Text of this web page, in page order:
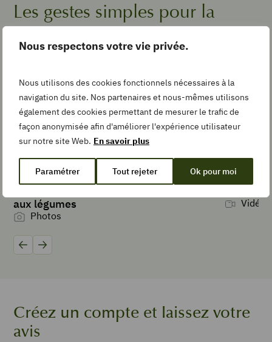
Nous respectons votre vie privée.
Nous utilisons des cookies fonctionnels nécessaires à la
navigation du site. Nos partenaires et nous-mêmes utilisons
également des cookies permettant de mesurer le trafic de
façon anonymisée afin d'améliorer l'expérience utilisateur
sur notre site Web. En savoir plus
Paramétrer Tout rejeter Ok pour moi
Add
to
Collection
TEMPS DE
PRÉPARATION
PORTIONS
Les gestes simples pour la
recette
aux légumes
Photos
Vidéos
Précédent
Suivant
Créez un compte et laissez votre
avis